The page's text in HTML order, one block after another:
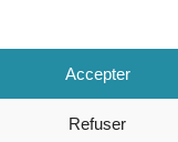
Accepter
Refuser